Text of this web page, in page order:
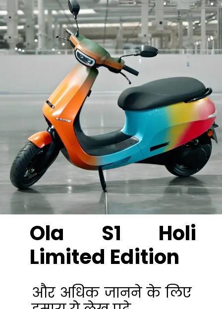
Ola S1 Holi
Limited Edition
और अधिक जानने के लिए